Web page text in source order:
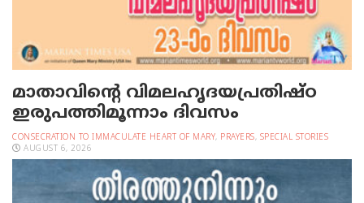
മാതാവിന്റെ വിമലഹൃദയപ്രതിഷ്ഠ
ഇരുപത്തിമൂന്നാം ദിവസം
CONSECRATION TO IMMACULATE HEART OF MARY, PRAYERS, SPECIAL STORIES
AUGUST 6, 2026